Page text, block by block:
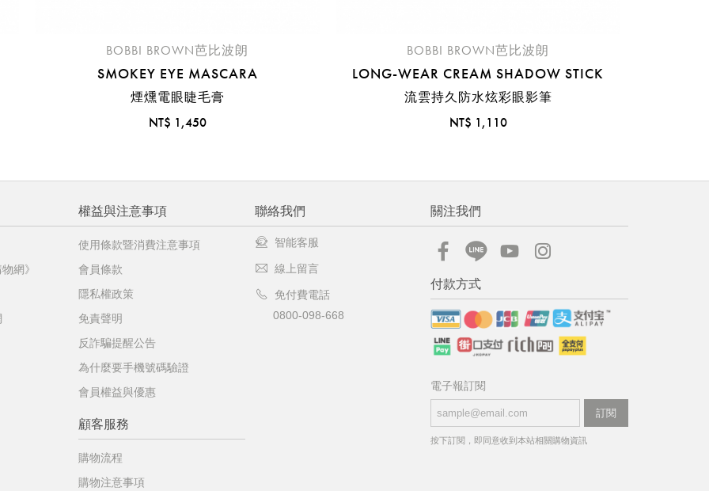
BOBBI BROWN芭比波朗
SMOKEY EYE MASCARA
煙燻電眼睫毛膏
NT$ 1,450
BOBBI BROWN芭比波朗
LONG-WEAR CREAM SHADOW STICK
流雲持久防水炫彩眼影筆
NT$ 1,110
網》
權益與注意事項
使用條款暨消費注意事項
會員條款
隱私權政策
免責聲明
反詐騙提醒公告
為什麼要手機號碼驗證
會員權益與優惠
顧客服務
購物流程
購物注意事項
聯絡我們
智能客服
線上留言
免付費電話
0800-098-668
關注我們
付款方式
電子報訂閱
訂閱
按下訂閱，即同意收到本站相關購物資訊